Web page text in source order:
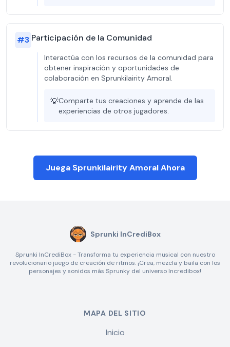
#3 Participación de la Comunidad
Interactúa con los recursos de la comunidad para
obtener inspiración y oportunidades de
colaboración en Sprunkilairity Amoral.
💡Comparte tus creaciones y aprende de las
experiencias de otros jugadores.
Juega Sprunkilairity Amoral Ahora
Sprunki InCrediBox
Sprunki InCrediBox - Transforma tu experiencia musical con nuestro
revolucionario juego de creación de ritmos. ¡Crea, mezcla y baila con los
personajes y sonidos más Sprunky del universo Incredibox!
MAPA DEL SITIO
Inicio